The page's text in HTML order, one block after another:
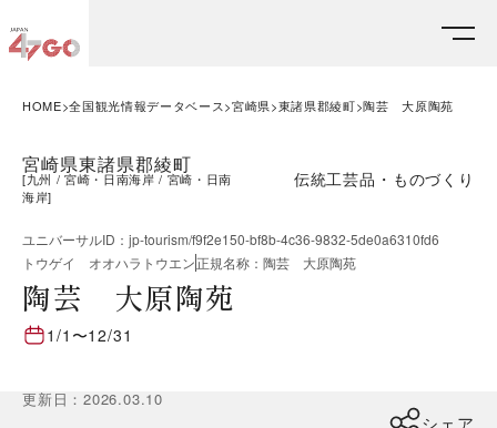
HOME 全国観光情報データベース 宮崎県 東諸県郡綾町 陶芸 大原陶苑
宮崎県東諸県郡綾町
[九州 宮崎・日南海岸
宮崎・日南
海岸]
伝統工芸品・ものづくり
ユニバーサルID ： jp-tourism/f9f2e150-bf8b-4c36-9832-5de0a6310fd6
トウゲイ オオハラトウエン正規名称 ： 陶芸 大原陶苑
陶芸 大原陶苑
1/1 〜12/31
更新日 ：2026.03.10
シェア